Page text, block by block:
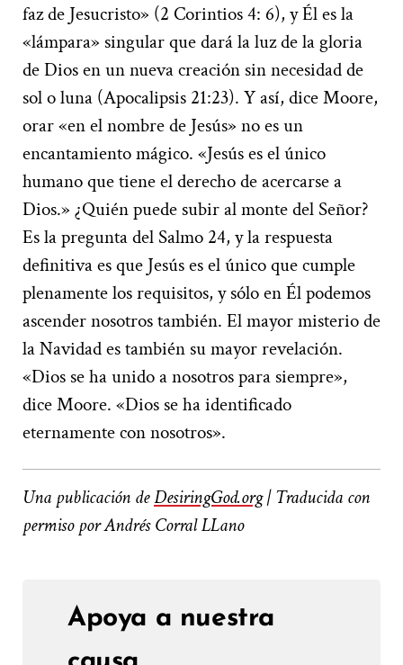
faz de Jesucristo» (2 Corintios 4: 6), y Él es la
«lámpara» singular que dará la luz de la gloria
de Dios en un nueva creación sin necesidad de
sol o luna (Apocalipsis 21:23). Y así, dice Moore,
orar «en el nombre de Jesús» no es un
encantamiento mágico. «Jesús es el único
humano que tiene el derecho de acercarse a
Dios.» ¿Quién puede subir al monte del Señor?
Es la pregunta del Salmo 24, y la respuesta
definitiva es que Jesús es el único que cumple
plenamente los requisitos, y sólo en Él podemos
ascender nosotros también. El mayor misterio de
la Navidad es también su mayor revelación.
«Dios se ha unido a nosotros para siempre»,
dice Moore. «Dios se ha identificado
eternamente con nosotros».
Una publicación deDesiringGod.org| Traducida con
permiso por Andrés Corral LLano
Apoya a nuestra